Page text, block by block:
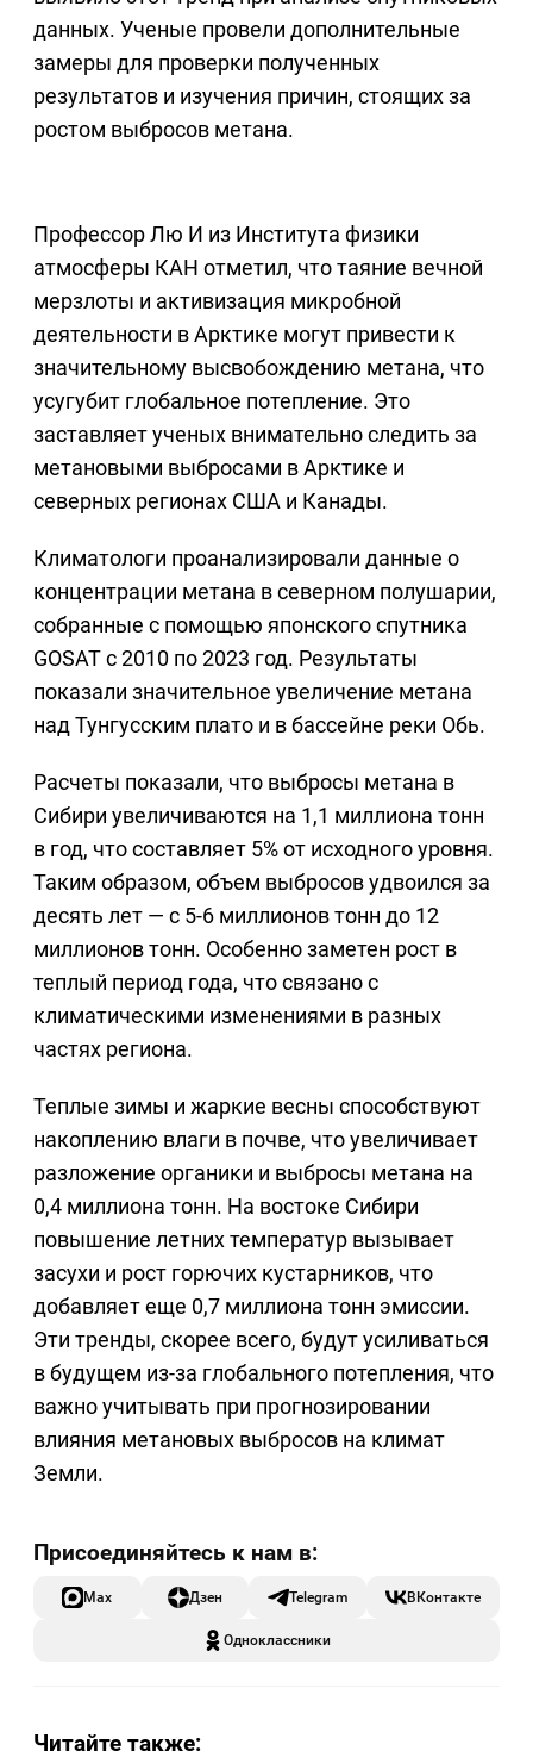
данных. Ученые провели дополнительные
замеры для проверки полученных
результатов и изучения причин, стоящих за
ростом выбросов метана.
Профессор Лю И из Института физики
атмосферы КАН отметил, что таяние вечной
мерзлоты и активизация микробной
деятельности в Арктике могут привести к
значительному высвобождению метана, что
усугубит глобальное потепление. Это
заставляет ученых внимательно следить за
метановыми выбросами в Арктике и
северных регионах США и Канады.
Климатологи проанализировали данные о
концентрации метана в северном полушарии,
собранные с помощью японского спутника
GOSAT с 2010 по 2023 год. Результаты
показали значительное увеличение метана
над Тунгусским плато и в бассейне реки Обь.
Расчеты показали, что выбросы метана в
Сибири увеличиваются на 1,1 миллиона тонн
в год, что составляет 5% от исходного уровня.
Таким образом, объем выбросов удвоился за
десять лет — с 5-6 миллионов тонн до 12
миллионов тонн. Особенно заметен рост в
теплый период года, что связано с
климатическими изменениями в разных
частях региона.
Теплые зимы и жаркие весны способствуют
накоплению влаги в почве, что увеличивает
разложение органики и выбросы метана на
0,4 миллиона тонн. На востоке Сибири
повышение летних температур вызывает
засухи и рост горючих кустарников, что
добавляет еще 0,7 миллиона тонн эмиссии.
Эти тренды, скорее всего, будут усиливаться
в будущем из-за глобального потепления, что
важно учитывать при прогнозировании
влияния метановых выбросов на климат
Земли.
Max Дзен Telegram ВКонтакте
Одноклассники
Читайте также: